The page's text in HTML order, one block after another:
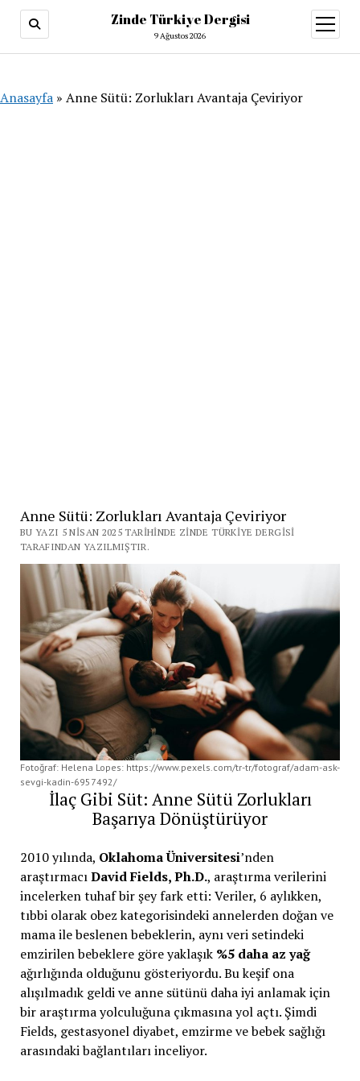
Zinde Türkiye Dergisi
9 Ağustos 2026
aç
Anasayfa » Anne Sütü: Zorlukları Avantaja Çeviriyor
Anne Sütü: Zorlukları Avantaja Çeviriyor
BU YAZI 5 NISAN 2025 TARIHINDE ZINDE TÜRKIYE DERGISI
TARAFINDAN YAZILMIŞTIR.
Fotoğraf: Helena Lopes: https://www.pexels.com/tr-tr/fotograf/adam-ask-
sevgi-kadin-6957492/
İlaç Gibi Süt: Anne Sütü Zorlukları
Başarıya Dönüştürüyor
2010 yılında, Oklahoma Üniversitesi’nden
araştırmacıDavid Fields, Ph.D., araştırma verilerini
incelerken tuhaf bir şey fark etti: Veriler, 6 aylıkken,
tıbbi olarak obez kategorisindeki annelerden doğan ve
mama ile beslenen bebeklerin, aynı veri setindeki
emzirilen bebeklere göre yaklaşık %5 daha az yağ
ağırlığında olduğunu gösteriyordu. Bu keşif ona
alışılmadık geldi ve anne sütünü daha iyi anlamak için
bir araştırma yolculuğuna çıkmasına yol açtı. Şimdi
Fields, gestasyonel diyabet, emzirme ve bebek sağlığı
arasındaki bağlantıları inceliyor.